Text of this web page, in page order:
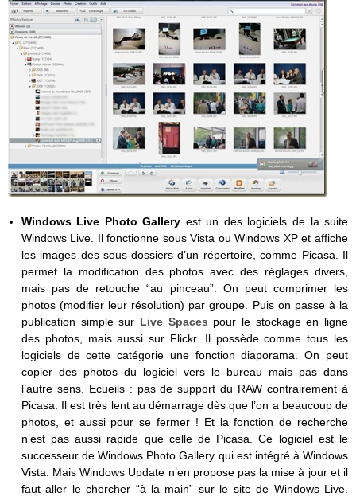
Windows Live Photo Gallery est un des logiciels de la suite
Windows Live. Il fonctionne sous Vista ou Windows XP et affiche
les images des sous-dossiers d’un répertoire, comme Picasa. Il
permet la modification des photos avec des réglages divers,
mais pas de retouche “au pinceau”. On peut comprimer les
photos (modifier leur résolution) par groupe. Puis on passe à la
publication simple sur Live Spaces pour le stockage en ligne
des photos, mais aussi sur Flickr. Il possède comme tous les
logiciels de cette catégorie une fonction diaporama. On peut
copier des photos du logiciel vers le bureau mais pas dans
l’autre sens. Ecueils : pas de support du RAW contrairement à
Picasa. Il est très lent au démarrage dès que l’on a beaucoup de
photos, et aussi pour se fermer ! Et la fonction de recherche
n’est pas aussi rapide que celle de Picasa. Ce logiciel est le
successeur de Windows Photo Gallery qui est intégré à Windows
Vista. Mais Windows Update n’en propose pas la mise à jour et il
faut aller le chercher “à la main” sur le site de Windows Live.